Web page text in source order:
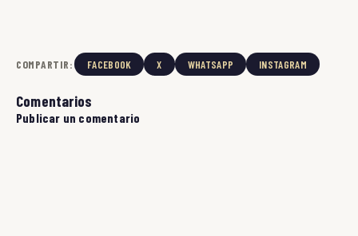
COMPARTIR: FACEBOOK X WHATSAPP INSTAGRAM
Comentarios
Publicar un comentario